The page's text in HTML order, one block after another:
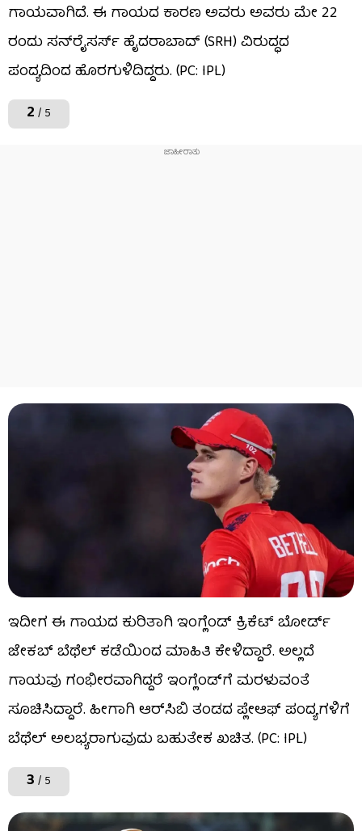
ಗಾಯವಾಗಿದೆ. ಈ ಗಾಯದ ಕಾರಣ ಅವರು ಅವರು ಮೇ 22
ರಂದು ಸನ್‌ರೈಸರ್ಸ್ ಹೈದರಾಬಾದ್ (SRH) ವಿರುದ್ಧದ
ಪಂದ್ಯದಿಂದ ಹೊರಗುಳಿದಿದ್ದರು. (PC: IPL)
2 / 5
ಇದೀಗ ಈ ಗಾಯದ ಕುರಿತಾಗಿ ಇಂಗ್ಲೆಂಡ್ ಕ್ರಿಕೆಟ್ ಬೋರ್ಡ್​
ಜೇಕಬ್ ಬೆಥೆಲ್ ಕಡೆಯಿಂದ ಮಾಹಿತಿ ಕೇಳಿದ್ದಾರೆ. ಅಲ್ಲದೆ
ಗಾಯವು ಗಂಭೀರವಾಗಿದ್ದರೆ ಇಂಗ್ಲೆಂಡ್​ಗೆ ಮರಳುವಂತೆ
ಸೂಚಿಸಿದ್ದಾರೆ. ಹೀಗಾಗಿ ಆರ್​ಸಿಬಿ ತಂಡದ ಪ್ಲೇಆಫ್ ಪಂದ್ಯಗಳಿಗೆ
ಬೆಥೆಲ್ ಅಲಭ್ಯರಾಗುವುದು ಬಹುತೇಕ ಖಚಿತ. (PC: IPL)
3 / 5